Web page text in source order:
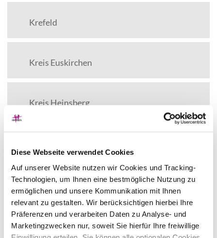
Diese Webseite verwendet Cookies
Auf unserer Website nutzen wir Cookies und Tracking-
Technologien, um Ihnen eine bestmögliche Nutzung zu
ermöglichen und unsere Kommunikation mit Ihnen
relevant zu gestalten. Wir berücksichtigen hierbei Ihre
Präferenzen und verarbeiten Daten zu Analyse- und
Marketingzwecken nur, soweit Sie hierfür Ihre freiwillige
Krefeld
Kreis Euskirchen
Kreis Heinsberg
Stadt Mettmann
Leverkusen
Hephata Leben und